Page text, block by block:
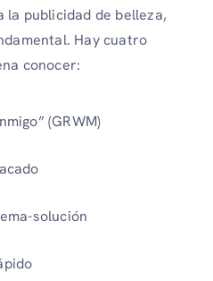
publicidad de belleza,
Hay cuatro
conocer:
(GRWM)
solución